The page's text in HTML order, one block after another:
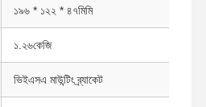
১৯৬ * ১২২ * ৪৭মিমি
১.২৬কেজি
ভিইএসএ মাউন্টিং ব্র্যাকেট